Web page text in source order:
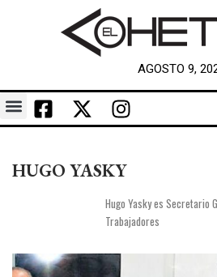
AGOSTO 9,
HUGO YASKY
Hugo Yasky es Secretario
Trabajadores